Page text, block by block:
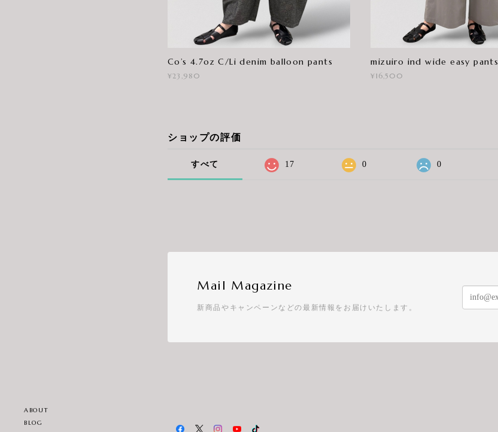
ABOUT
BLOG
Co’s 4.7oz C/Li denim balloon pants
¥23,980
mizuiro ind wide easy pants
¥16,500
ショップの評価
すべて 17 0 0
Mail Magazine
新商品やキャンペーンなどの最新情報をお届けいたします。